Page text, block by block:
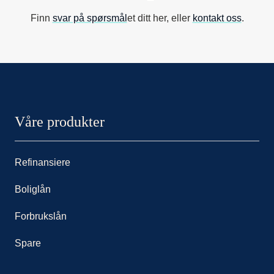
Finn svar på spørsmål et ditt her, eller kontakt oss.
Nordax sidor
Våre produkter
Refinansiere
Boliglån
Forbrukslån
Spare